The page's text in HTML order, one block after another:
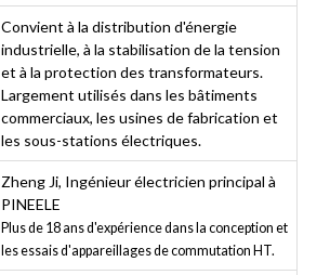
Convient à la distribution d'énergie
industrielle, à la stabilisation de la tension
et à la protection des transformateurs.
Largement utilisés dans les bâtiments
commerciaux, les usines de fabrication et
les sous-stations électriques.
Zheng Ji, Ingénieur électricien principal à
PINEELE
Plus de 18 ans d'expérience dans la conception et
les essais d'appareillages de commutation HT.